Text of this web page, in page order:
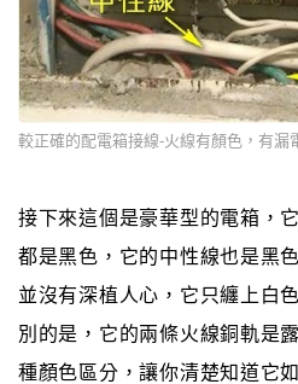
較正確的配電箱接線-火線有顏色，有漏
接下來這個是豪華型的電箱，
都是黑色，它的中性線也是黑
並沒有深植人心，它只纏上白
別的是，它的兩條火線銅軌是
種顏色區分，讓你清楚知道它